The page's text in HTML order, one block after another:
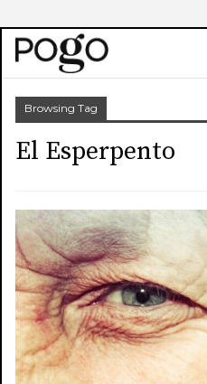
Browsing Tag
El Esperpento